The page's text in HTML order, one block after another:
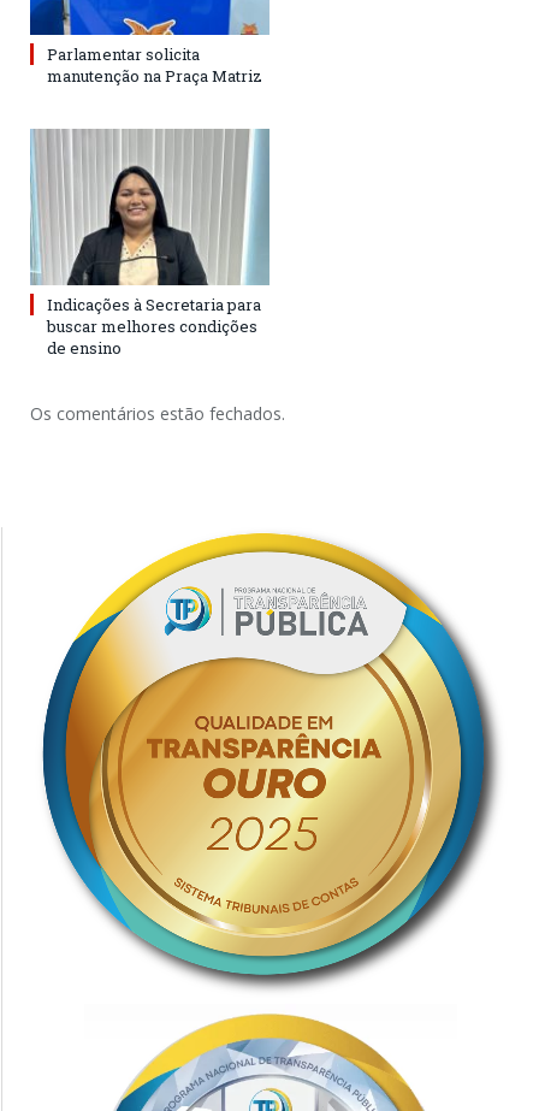
Parlamentar solicita
manutenção na Praça Matriz
Indicações à Secretaria para
buscar melhores condições
de ensino
Os comentários estão fechados.